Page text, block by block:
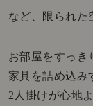
など、限られた
お部屋をすっき
家具を詰め込み
2人掛けが心地